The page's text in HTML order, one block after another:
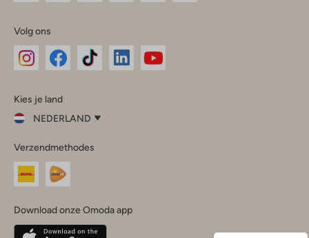
Volg ons
InstagramFacebook
Kies je land
NEDERLAND
je
land
Nederland
Belgique(Français)
Verzendmethodes
Download onze Omoda app